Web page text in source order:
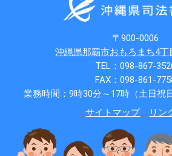
〒900-0006
沖縄県那覇市おもろまち4丁
TEL：098-867-
FAX：098-861-
業務時間：9時30分～17時（土日祝
サイトマップ
リン